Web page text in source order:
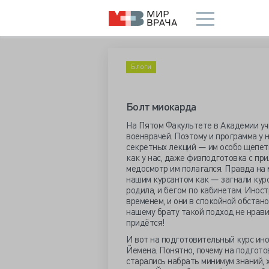
Блоги
Болт миокарда
На Пятом Факультете в Академии
военврачей. Поэтому и программа у
секретных лекций — им особо
как у нас, даже физподготовка с
медосмотр им полагался. Правда
нашим курсантом как — загнали
родила, и бегом по кабинетам.
временем, и они в спокойной
нашему брату такой подход не
придётся!
И вот на подготовительный курс
Йемена. Понятно, почему на
старались набрать минимум